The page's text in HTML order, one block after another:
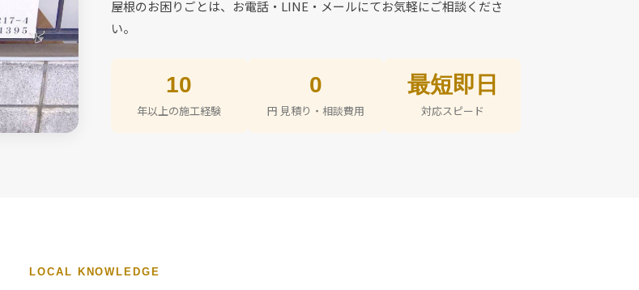
屋根のお困りごとは、お電話・LINE・メールにてお気軽にご相談くださ
い。
10
年以上の施工経験
0
円 見積り・相談費用
最短即日
対応スピード
LOCAL KNOWLEDGE